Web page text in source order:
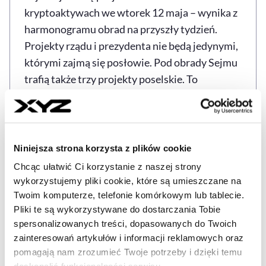
Niniejsza strona korzysta z plików cookie
Chcąc ułatwić Ci korzystanie z naszej strony
wykorzystujemy pliki cookie, które są umieszczane na
Twoim komputerze, telefonie komórkowym lub tablecie.
Pliki te są wykorzystywane do dostarczania Tobie
spersonalizowanych treści, dopasowanych do Twoich
zainteresowań artykułów i informacji reklamowych oraz
pomagają nam zrozumieć Twoje potrzeby i dzięki temu
kryptoaktywach we wtorek 12 maja – wynika z
harmonogramu obrad na przyszły tydzień.
Projekty rządu i prezydenta nie będą jedynymi,
którymi zajmą się posłowie. Pod obrady Sejmu
trafią także trzy projekty poselskie. To
propozycje złożone przez posłów Polski 2050,
projekt autorstwa PiS oraz Konfederacji.
Źródło: PAP
Tagi KRYPTOAKTYWA POLSKA SEJM USTAWA O
Udostępnij